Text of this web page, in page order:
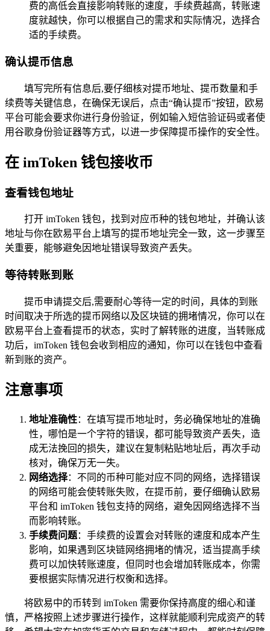
费的高低会直接影响转账的速度，手续费越高，转账速
度就越快，你可以根据自己的需求和实际情况，选择合
适的手续费。
确认提币信息
填写完所有信息后,要仔细核对提币地址、提币数量和手
续费等关键信息，在确保无误后，点击“确认提币”按钮，欧易
平台可能会要求你进行身份验证，例如输入短信验证码或者使
用谷歌身份验证器等方式，以进一步保障提币操作的安全性。
在 imToken 钱包接收币
查看钱包地址
打开 imToken 钱包，找到对应币种的钱包地址，并确认该
地址与你在欧易平台上填写的提币地址完全一致，这一步骤至
关重要，能够避免因地址错误导致资产丢失。
等待转账到账
提币申请提交后,需要耐心等待一定的时间，具体的到账
时间取决于所选的提币网络以及区块链的拥堵情况，你可以在
欧易平台上查看提币的状态，实时了解转账的进度，当转账成
功后，imToken 钱包会收到相应的通知，你可以在钱包中查看
新到账的资产。
注意事项
地址准确性：在填写提币地址时，务必确保地址的准确
性，哪怕是一个字符的错误，都可能导致资产丢失，造
成无法挽回的损失，建议在复制粘贴地址后，再次手动
核对，确保万无一失。
网络选择：不同的币种可能对应不同的网络，选择错误
的网络可能会使转账失败，在提币前，要仔细确认欧易
平台和 imToken 钱包支持的网络，避免因网络选择不当
而影响转账。
手续费问题：手续费的设置会对转账的速度和成本产生
影响，如果遇到区块链网络拥堵的情况，适当提高手续
费可以加快转账速度，但同时也会增加转账成本，你需
要根据实际情况进行权衡和选择。
将欧易中的币转到 imToken 需要你保持高度的细心和谨
慎，严格按照上述步骤进行操作，这样就能顺利完成资产的转